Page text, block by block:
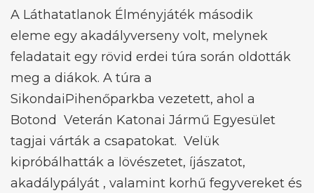
A Láthatatlanok Élményjáték második
eleme egy akadályverseny volt, melynek
feladatait egy rövid erdei túra során oldották
meg a diákok. A túra a
SikondaiPihenőparkba vezetett, ahol a
Botond Veterán Katonai Jármű Egyesület
tagjai várták a csapatokat. Velük
kipróbálhatták a lövészetet, íjászatot,
akadálypályát , valamint korhű fegyvereket és